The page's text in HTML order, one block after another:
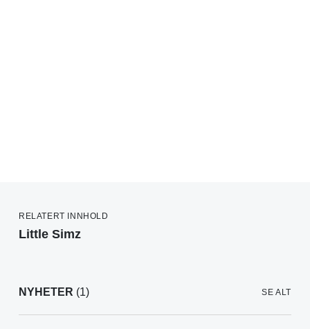
RELATERT INNHOLD
Little Simz
NYHETER (1) SE ALT